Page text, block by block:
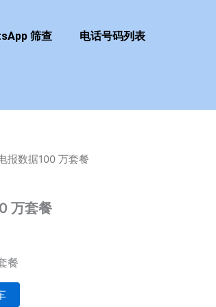
筛查 电话号码列表
报数据100 万套餐
万套餐
餐